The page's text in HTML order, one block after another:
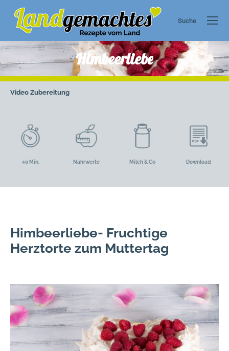
Search:
Suche
Himbeerliebe
Video Zubereitung
40 Min. Nährwerte Milch & Co Download
Himbeerliebe- Fruchtige
Herztorte zum Muttertag